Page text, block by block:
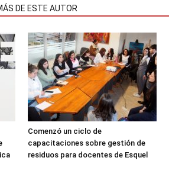
DE ESTE AUTOR
Comenzó un ciclo de
capacitaciones sobre gestión de
residuos para docentes de Esquel